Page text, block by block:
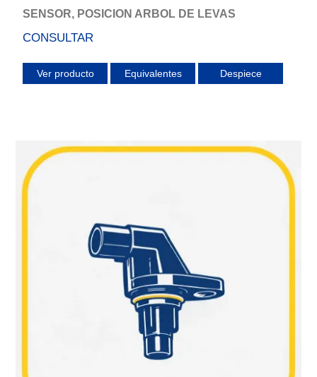
SENSOR, POSICION ARBOL DE LEVAS
CONSULTAR
Ver producto Equivalentes Despiece